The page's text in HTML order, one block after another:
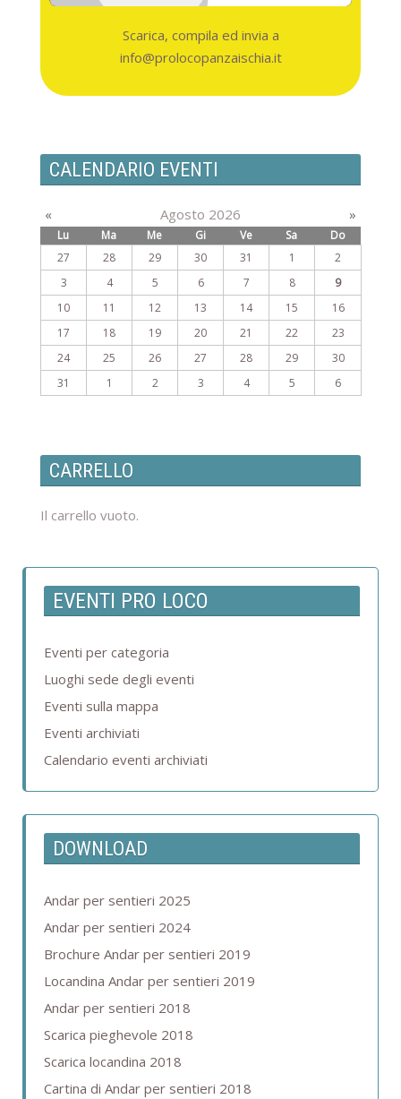
Scarica, compila ed invia a
info@prolocopanzaischia.it
CALENDARIO EVENTI
« Agosto 2026 »
Lu Ma Me Gi Ve Sa
Do
27
28 29 30 31 1
2
3
4 5 6 7 8
9
10
11 12 13 14 15
16
17
18 19 20 21 22
23
24
25 26 27 28 29
30
31
1 2 3 4 5 6
CARRELLO
Il carrello vuoto.
EVENTI PRO LOCO
Eventi per categoria
Luoghi sede degli eventi
Eventi sulla mappa
Eventi archiviati
Calendario eventi archiviati
DOWNLOAD
Andar per sentieri 2025
Andar per sentieri 2024
Brochure Andar per sentieri 2019
Locandina Andar per sentieri 2019
Andar per sentieri 2018
Scarica pieghevole 2018
Scarica locandina 2018
Cartina di Andar per sentieri 2018